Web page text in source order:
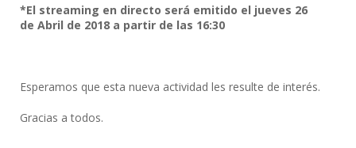
*El streaming en directo será emitido el jueves 26
de Abril de 2018 a partir de las 16:30
Esperamos que esta nueva actividad les resulte de interés.
Gracias a todos.